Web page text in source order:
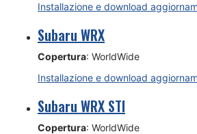
Installazione e download
Subaru WRX
Copertura: WorldWide
Installazione e download
Subaru WRX STI
Copertura: WorldWide